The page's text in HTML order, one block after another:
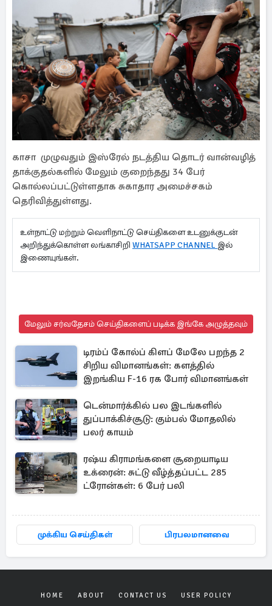
காசா முழுவதும் இஸ்ரேல் நடத்திய தொடர் வான்வழித்
தாக்குதல்களில் மேலும் குறைந்தது 34 பேர்
கொல்லப்பட்டுள்ளதாக சுகாதார அமைச்சகம்
தெரிவித்துள்ளது.
உள்நாட்டு மற்றும் வெளிநாட்டு செய்திகளை உடனுக்குடன்
அறிந்துக்கொள்ள லங்காசிறி WHATSAPP CHANNEL இல்
இணையுங்கள்.
மேலும் சர்வதேசம் செய்திகளைப் படிக்க இங்கே அழுத்தவும்
டிரம்ப் கோல்ப் கிளப் மேலே பறந்த 2
சிறிய விமானங்கள்: களத்தில்
இறங்கிய F-16 ரக போர் விமானங்கள்
டென்மார்க்கில் பல இடங்களில்
துப்பாக்கிச்சூடு: கும்பல் மோதலில்
பலர் காயம்
ரஷ்ய கிராமங்களை சூறையாடிய
உக்ரைன்: சுட்டு வீழ்த்தப்பட்ட 285
ட்ரோன்கள்: 6 பேர் பலி
முக்கிய செய்திகள் பிரபலமானவை
HOME ABOUT CONTACT US USER POLICY